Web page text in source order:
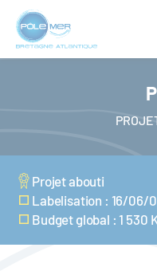
Panneau de gestion des
Aller
contenu
Projet abouti
Labelisation : 16/06/
Budget global : 1 530